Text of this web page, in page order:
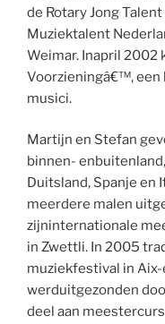
de Rotary Jong
Muziektalent
Weimar. Inapril 2002
Voorzieningâ€™, een
musici.
Martijn en Stefan
binnen-
Duitsland, Spanje en
meerdere malen
zijninternationale
in Zwettli. In 2005
muziekfestival in
werduitgezonden
deel aan